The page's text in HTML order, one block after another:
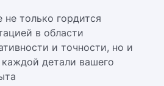
только гордится
в области
и точности, но и
детали вашего